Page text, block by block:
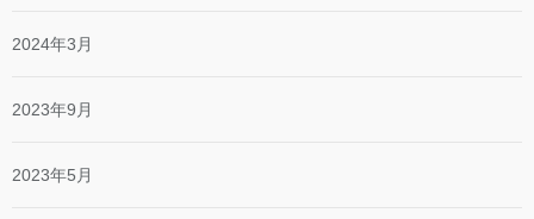
2024年3月
2023年9月
2023年5月